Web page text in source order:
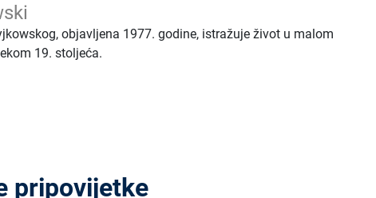
objavljena 1977. godine, istražuje život u malom
19. stoljeća.
pripovijetke